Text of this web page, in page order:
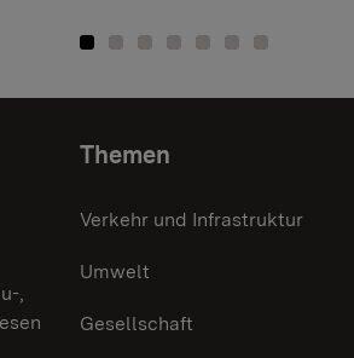
,
Themen
Verkehr und Infrastruktur
Umwelt
Gesellschaft